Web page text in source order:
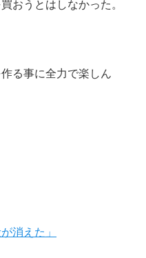
おうとはしなかった。
る事に全力で楽しん
消えた」